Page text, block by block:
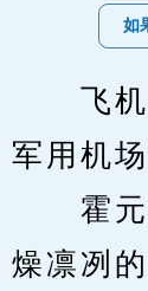
如
飞机
军用机场
霍元
燥凛冽